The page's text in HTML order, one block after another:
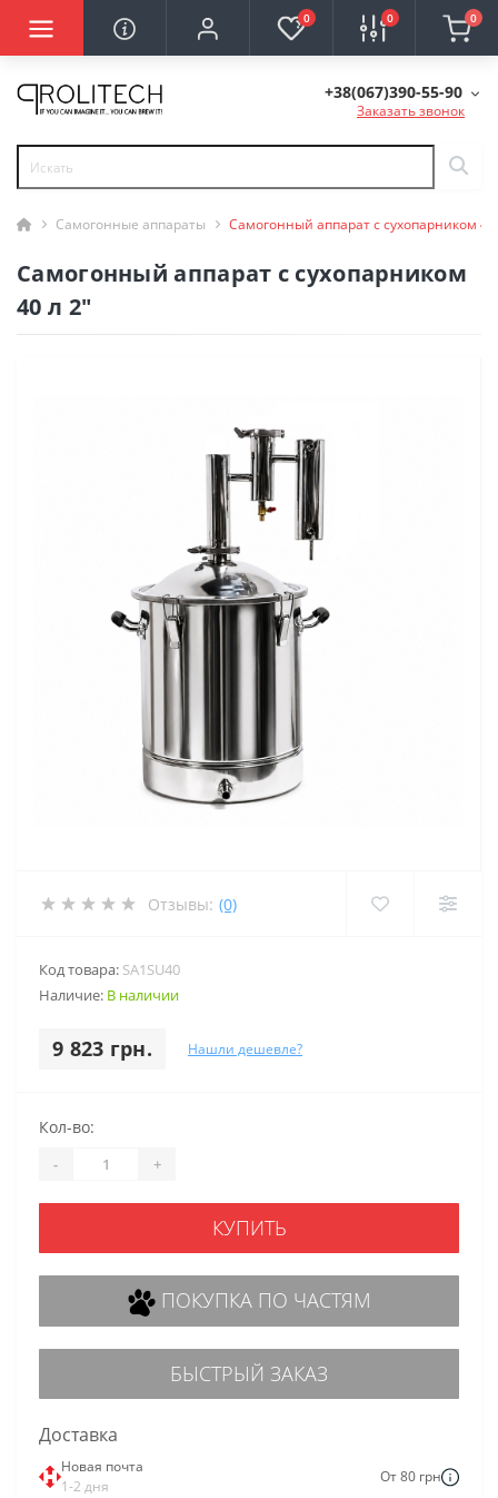
0 0 0
+38(067)390-55-90
Заказать звонок
Самогонные аппараты Самогонный аппарат с сухопарником
Самогонный аппарат с сухопарником
40 л 2"
Отзывы: (0)
Код товара: SA1SU40
Наличие: В наличии
9 823 грн. Нашли дешевле?
Кол-во:
- +
КУПИТЬ
ПОКУПКА ПО ЧАСТЯМ
БЫСТРЫЙ ЗАКАЗ
Доставка
Новая почта
1-2 дня
От 80 грн